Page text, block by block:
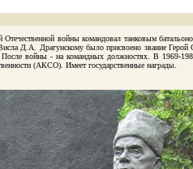
войны командовал танковым
Д.А. Драгунскому было присвоено звание
После войны - на командных должностях. В 1969-
(АКСО). Имеет государственные награды.